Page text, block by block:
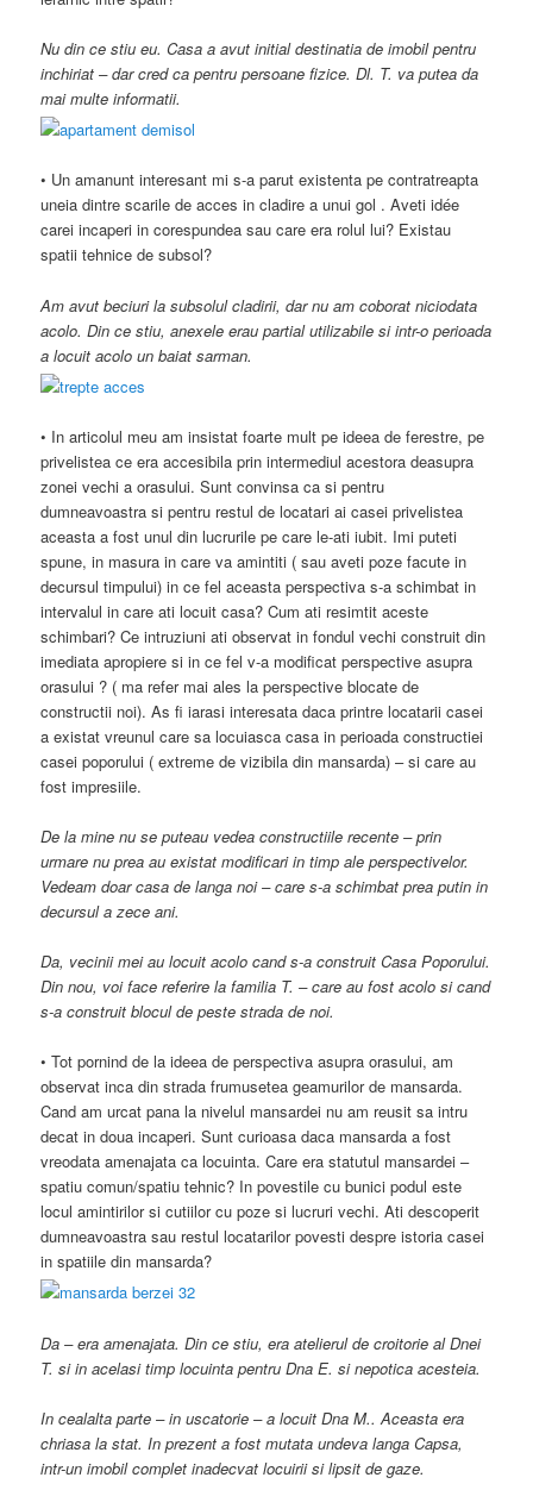
Nu din ce stiu eu. Casa a avut initial destinatia de imobil pentru
inchiriat – dar cred ca pentru persoane fizice. Dl. T. va putea da
mai multe informatii.
• Un amanunt interesant mi s-a parut existenta pe contratreapta
uneia dintre scarile de acces in cladire a unui gol . Aveti idée
carei incaperi in corespundea sau care era rolul lui? Existau
spatii tehnice de subsol?
Am avut beciuri la subsolul cladirii, dar nu am coborat niciodata
acolo. Din ce stiu, anexele erau partial utilizabile si intr-o perioada
a locuit acolo un baiat sarman.
• In articolul meu am insistat foarte mult pe ideea de ferestre, pe
privelistea ce era accesibila prin intermediul acestora deasupra
zonei vechi a orasului. Sunt convinsa ca si pentru
dumneavoastra si pentru restul de locatari ai casei privelistea
aceasta a fost unul din lucrurile pe care le-ati iubit. Imi puteti
spune, in masura in care va amintiti ( sau aveti poze facute in
decursul timpului) in ce fel aceasta perspectiva s-a schimbat in
intervalul in care ati locuit casa? Cum ati resimtit aceste
schimbari? Ce intruziuni ati observat in fondul vechi construit din
imediata apropiere si in ce fel v-a modificat perspective asupra
orasului ? ( ma refer mai ales la perspective blocate de
constructii noi). As fi iarasi interesata daca printre locatarii casei
a existat vreunul care sa locuiasca casa in perioada constructiei
casei poporului ( extreme de vizibila din mansarda) – si care au
fost impresiile.
De la mine nu se puteau vedea constructiile recente – prin
urmare nu prea au existat modificari in timp ale perspectivelor.
Vedeam doar casa de langa noi – care s-a schimbat prea putin in
decursul a zece ani.
Da, vecinii mei au locuit acolo cand s-a construit Casa Poporului.
Din nou, voi face referire la familia T. – care au fost acolo si cand
s-a construit blocul de peste strada de noi.
• Tot pornind de la ideea de perspectiva asupra orasului, am
observat inca din strada frumusetea geamurilor de mansarda.
Cand am urcat pana la nivelul mansardei nu am reusit sa intru
decat in doua incaperi. Sunt curioasa daca mansarda a fost
vreodata amenajata ca locuinta. Care era statutul mansardei –
spatiu comun/spatiu tehnic? In povestile cu bunici podul este
locul amintirilor si cutiilor cu poze si lucruri vechi. Ati descoperit
dumneavoastra sau restul locatarilor povesti despre istoria casei
in spatiile din mansarda?
Da – era amenajata. Din ce stiu, era atelierul de croitorie al Dnei
T. si in acelasi timp locuinta pentru Dna E. si nepotica acesteia.
In cealalta parte – in uscatorie – a locuit Dna M.. Aceasta era
chriasa la stat. In prezent a fost mutata undeva langa Capsa,
intr-un imobil complet inadecvat locuirii si lipsit de gaze.